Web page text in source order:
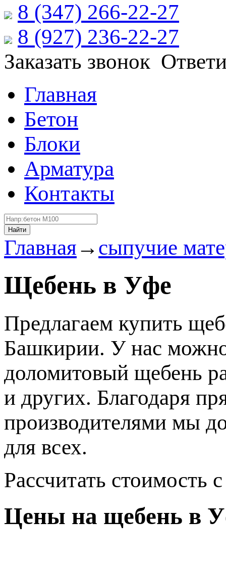
8 (347) 266‑22‑27
8 (927) 236‑22‑27
Заказать звонок
Главная
Бетон
Блоки
Арматура
Контакты
Найти
Главная→сыпучие
Щебень в Уфе
Предлагаем купить
Башкирии. У нас можно
доломитовый щебень
и других. Благодаря
производителями мы
для всех.
Рассчитать стоимость
Цены на щебень в